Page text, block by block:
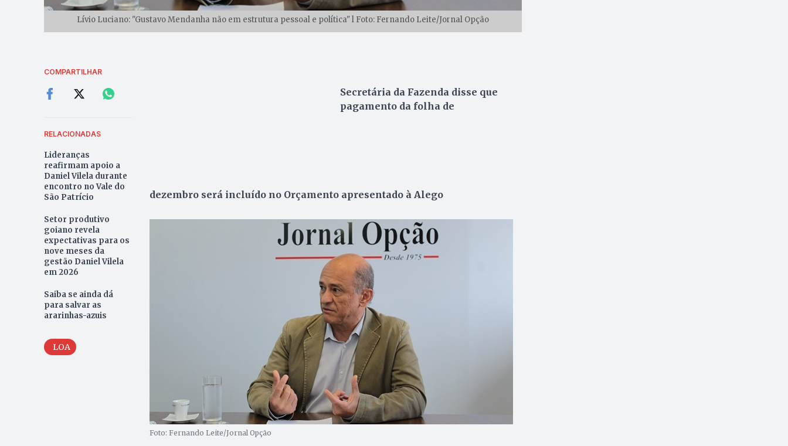
Lívio Luciano: "Gustavo Mendanha não em estrutura pessoal e política" l Foto: Fernando Leite/Jornal Opção
COMPARTILHAR
RELACIONADAS
Lideranças
reafirmam apoio a
Daniel Vilela durante
encontro no Vale do
São Patrício
Setor produtivo
goiano revela
expectativas para os
nove meses da
gestão Daniel Vilela
em 2026
Saiba se ainda dá
para salvar as
ararinhas-azuis
LOA
Secretária da Fazenda disse que
pagamento da folha de
dezembro será incluído no Orçamento apresentado à Alego
Foto: Fernando Leite/Jornal Opção